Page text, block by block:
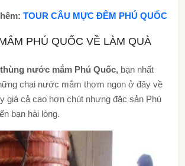
TOUR CÂU MỰC ĐÊM PHÚ QUỐC
PHÚ QUỐC VỀ LÀM QUÀ
nước mắm Phú Quốc, bạn nhất
chai nước mắm thơm ngon ở đây về
giá cả cao hơn chút nhưng đặc sản Phú
bạn hài lòng.